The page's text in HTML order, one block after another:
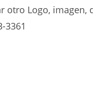
otro Logo,
3361